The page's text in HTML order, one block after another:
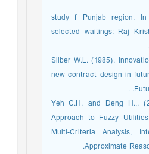
44. study f Punjab region.
selected waitings: Raj
45. Silber W.L. (1985).
new contract design in
46. Yeh C.H. and Deng
Approach to Fuzzy
Multi-Criteria Analysis,
Approximate